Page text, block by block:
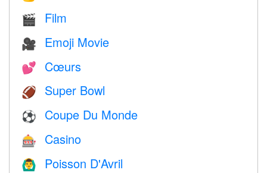
🎬 Film
🎥 Emoji Movie
💕 Cœurs
🏈 Super Bowl
⚽ Coupe Du Monde
🎰 Casino
🙆‍♂️ Poisson D'Avril